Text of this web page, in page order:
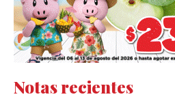
Notas recientes